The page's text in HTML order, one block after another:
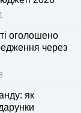
оголошено
через
як